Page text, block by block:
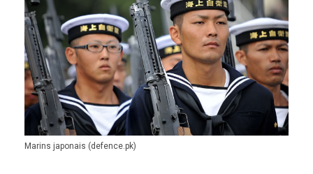
Marins japonais (defence.pk)